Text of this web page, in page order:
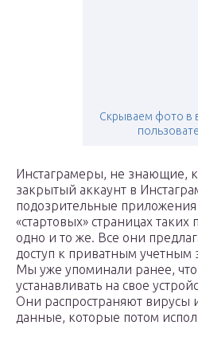
Скрываем фото в
Инстаграмеры, не знающие,
закрытый аккаунт в
подозрительные приложения
«стартовых» страницах таких
одно и то же. Все они
доступ к приватным учетным
Мы уже упоминали ранее,
устанавливать на свое
Они распространяют вирусы
данные, которые потом